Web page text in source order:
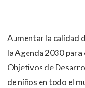
Aumentar la calidad
la Agenda 2030 para
Objetivos de
de niños en todo el